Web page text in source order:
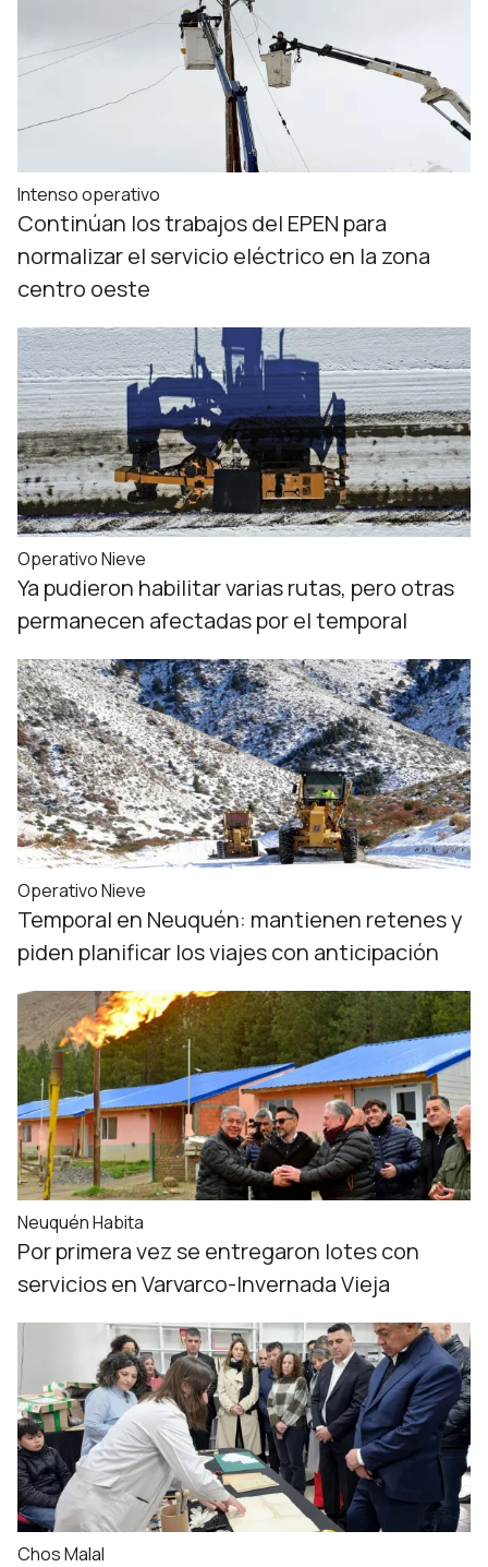
Intenso operativo
Continúan los trabajos del EPEN para
normalizar el servicio eléctrico en la zona
centro oeste
Operativo Nieve
Ya pudieron habilitar varias rutas, pero otras
permanecen afectadas por el temporal
Operativo Nieve
Temporal en Neuquén: mantienen retenes y
piden planificar los viajes con anticipación
Neuquén Habita
Por primera vez se entregaron lotes con
servicios en Varvarco-Invernada Vieja
Chos Malal